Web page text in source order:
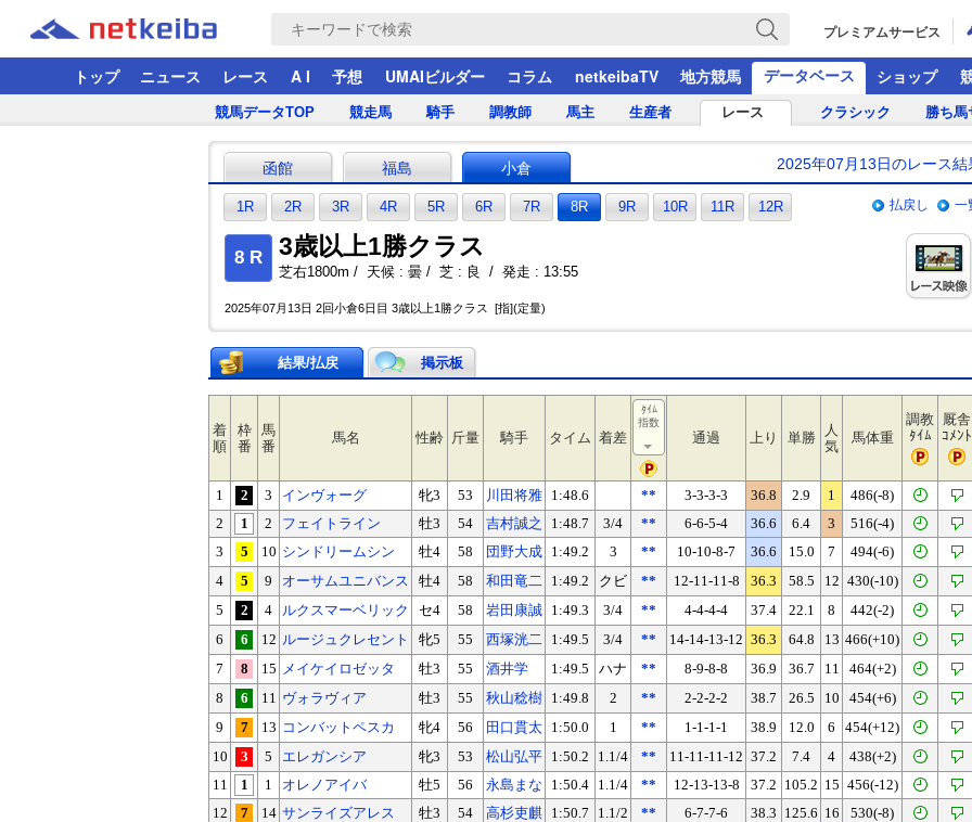
プレミアムサービス
トップ ニュース レース A I 予想 UMAIビルダー コラム netkeibaTV 地方競馬 データベース ショップ
競馬データTOP 競走馬 騎手 調教師 馬主 生産者 レース クラシック 勝ち馬
函館 福島 小倉 2025年07月13日のレース結
1R 2R 3R 4R 5R 6R 7R 8R 9R 10R 11R 12R 一
払戻し
8 R 3歳以上1勝クラス
芝右1800m / 天候 : 曇 / 芝 : 良 / 発走 : 13:55
2025年07月13日 2回小倉6日目 3歳以上1勝クラス [指](定量)
結果/払戻 掲示板
着
順
枠
番
馬
番
馬名 性齢 斤量 騎手 タイム 着差
ﾀｲﾑ
指数
通過 上り 単勝
人
気
馬体重
調教
ﾀｲﾑ
厩舎
ｺﾒﾝﾄ
1 2 3 インヴォーグ 牝3 53 川田将雅 1:48.6 ** 3-3-3-3 36.8 2.9 1
486(-8)
2
1 2 フェイトライン 牡3 54 吉村誠之 1:48.7 3/4 ** 6-6-5-4 36.6 6.4 3
516(-4)
3
5 10 シンドリームシン 牡4 58 団野大成 1:49.2 3 ** 10-10-8-7 36.6 15.0 7
494(-6)
4
5 9 オーサムユニバンス 牡4 58 和田竜二 1:49.2 クビ ** 12-11-11-8 36.3 58.5 12 430(-10)
5
2 4 ルクスマーベリック セ4 58 岩田康誠 1:49.3 3/4 ** 4-4-4-4 37.4 22.1 8
442(-2)
6
6 12 ルージュクレセント 牝5 55 西塚洸二 1:49.5 3/4 ** 14-14-13-12 36.3 64.8 13 466(+10)
7
8 15 メイケイロゼッタ 牡3 55 酒井学 1:49.5 ハナ ** 8-9-8-8 36.9 36.7 11
464(+2)
8
6 11 ヴォラヴィア 牡3 55 秋山稔樹 1:49.8 2 ** 2-2-2-2 38.7 26.5 10
454(+6)
9
7 13 コンバットペスカ 牝4 56 田口貫太 1:50.0 1 ** 1-1-1-1 38.9 12.0 6
454(+12)
10
3 5 エレガンシア 牝3 53 松山弘平 1:50.2 1.1/4 ** 11-11-11-12 37.2 7.4 4
438(+2)
11
1 1 オレノアイバ 牡5 56 永島まな 1:50.4 1.1/4 ** 12-13-13-8 37.2 105.2 15 456(-12)
12
7 14 サンライズアレス 牡3 54 高杉吏麒 1:50.7 1.1/2 ** 6-7-7-6 38.3 125.6 16
530(-8)